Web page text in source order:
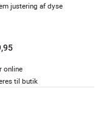
justering af dyse
online
til butik